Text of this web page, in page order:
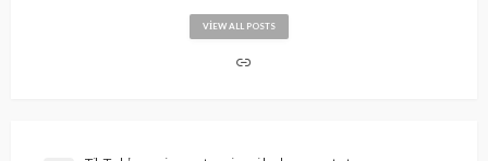
VIEW ALL POSTS